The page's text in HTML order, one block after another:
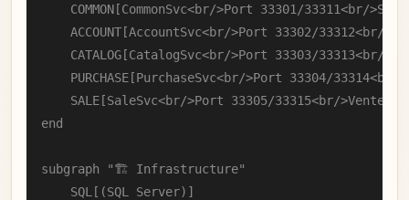
COMMON[CommonSvc<br/>Port 33301/33311<br/
ACCOUNT[AccountSvc<br/>Port 33302/33312<br/
CATALOG[CatalogSvc<br/>Port 33303/33313<br/
PURCHASE[PurchaseSvc<br/>Port 33304/33314<br/
        SALE[SaleSvc<br/>Port 33305/33315<br/>Ventes]
    end
    subgraph "🏗️ Infrastructure"
        SQL[(SQL Server)]